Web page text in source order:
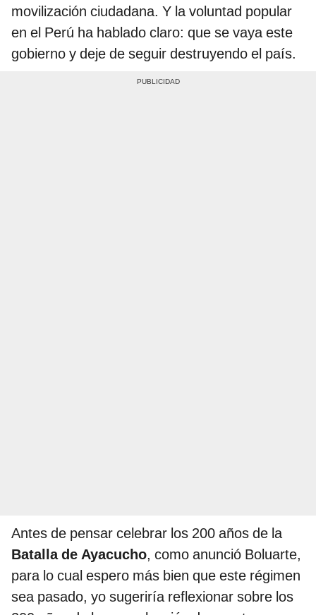
movilización ciudadana. Y la voluntad popular
en el Perú ha hablado claro: que se vaya este
gobierno y deje de seguir destruyendo el país.
Antes de pensar celebrar los 200 años de la
Batalla de Ayacucho, como anunció Boluarte,
para lo cual espero más bien que este régimen
sea pasado, yo sugeriría reflexionar sobre los